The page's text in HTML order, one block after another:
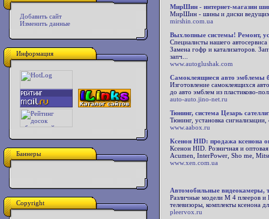
Добавить сайт
Изменить данные
Информация
Баннеры
Copyright
МирШин - интернет-магазин
МирШин - шины и диски ведущих
mirshin.com.ua
Выхлопные системы! Ремонт,
Специалисты нашего
Замена гофр и катализаторов.
запч...
www.autoglushak.com
Самоклеящиеся авто эмблемы
Изготовление самоклеящихся
до авто эмблем из пластиково-
auto-auto.jino-net.ru
Тюнинг, система Цезарь
Тюнинг, установка
www.aabox.ru
Ксенон HID: продажа ксенона
Ксенон HID. Розничная и
Acumen, InterPower, Sho me,
www.xen.com.ua
Автомобильные видеокамеры,
Различные модели M 4 плееров
телевизоры, комплекты ксенона
pleervox.ru